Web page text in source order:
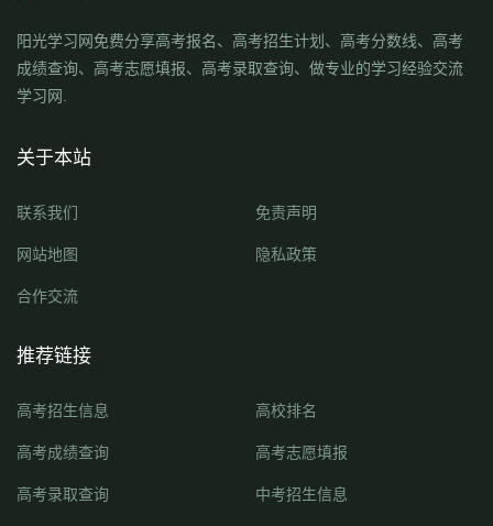
阳光学习网免费分享高考报名、高考招生计划、高考分数线、高考
成绩查询、高考志愿填报、高考录取查询、做专业的学习经验交流
学习网.
关于本站
联系我们 免责声明
网站地图 隐私政策
合作交流
推荐链接
高考招生信息 高校排名
高考成绩查询 高考志愿填报
高考录取查询 中考招生信息